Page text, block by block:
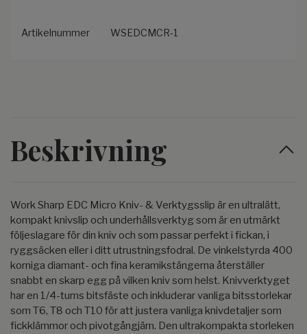
Artikelnummer WSEDCMCR-1
Beskrivning
Work Sharp EDC Micro Kniv- & Verktygsslip är en ultralätt,
kompakt knivslip och underhållsverktyg som är en utmärkt
följeslagare för din kniv och som passar perfekt i fickan, i
ryggsäcken eller i ditt utrustningsfodral. De vinkelstyrda 400
korniga diamant- och fina keramikstängerna återställer
snabbt en skarp egg på vilken kniv som helst. Knivverktyget
har en 1/4-tums bitsfäste och inkluderar vanliga bitsstorlekar
som T6, T8 och T10 för att justera vanliga knivdetaljer som
fickklämmor och pivotgångjärn. Den ultrakompakta storleken